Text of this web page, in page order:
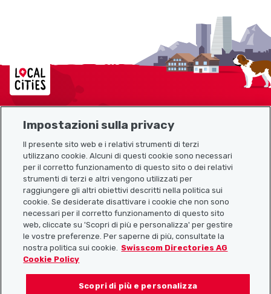
Localcities
Link utili
Scarica l’app Localcities
Seguiteci su:
Impostazioni sulla privacy
Il presente sito web e i relativi strumenti di terzi
utilizzano cookie. Alcuni di questi cookie sono necessari
per il corretto funzionamento di questo sito o dei relativi
strumenti di terzi e altri vengono utilizzati per
raggiungere gli altri obiettivi descritti nella politica sui
cookie. Se desiderate disattivare i cookie che non sono
necessari per il corretto funzionamento di questo sito
web, cliccate su 'Scopri di più e personalizza' per gestire
le vostre preferenze. Per saperne di più, consultate la
nostra politica sui cookie.
Swisscom Directories AG
Cookie Policy
Scopri di più e personalizza